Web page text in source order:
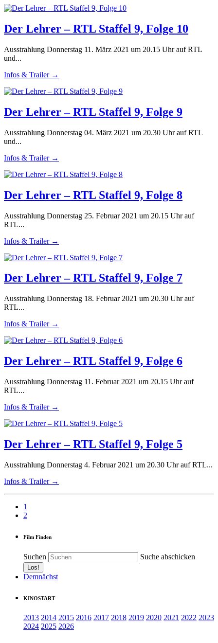
Der Lehrer – RTL Staffel 9, Folge 10
Ausstrahlung Donnerstag 11. März 2021 um 20.15 Uhr auf RTL
und...
Infos & Trailer →
Der Lehrer – RTL Staffel 9, Folge 9
Ausstrahlung Donnerstag 04. März 2021 um 20.30 Uhr auf RTL
und...
Infos & Trailer →
Der Lehrer – RTL Staffel 9, Folge 8
Ausstrahlung Donnerstag 25. Februar 2021 um 20.15 Uhr auf
RTL...
Infos & Trailer →
Der Lehrer – RTL Staffel 9, Folge 7
Ausstrahlung Donnerstag 18. Februar 2021 um 20.30 Uhr auf
RTL...
Infos & Trailer →
Der Lehrer – RTL Staffel 9, Folge 6
Ausstrahlung Donnerstag 11. Februar 2021 um 20.15 Uhr auf
RTL...
Infos & Trailer →
Der Lehrer – RTL Staffel 9, Folge 5
Ausstrahlung Donnerstag 4. Februar 2021 um 20.30 Uhr auf RTL...
Infos & Trailer →
1
2
Film Finden
Suchen Suche abschicken
Demnächst
KINOSTART
2013 2014 2015 2016 2017 2018 2019 2020 2021 2022 2023
2024 2025 2026